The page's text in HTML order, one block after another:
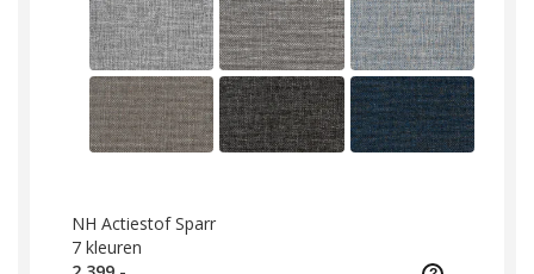
NH Actiestof Sparr
7 kleuren